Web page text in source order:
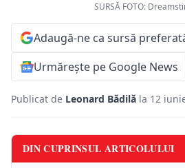
SURSĂ FOTO:
Adaugă-ne ca sursă
Urmărește pe Google News
Publicat de Leonard Bădilă la 12
DIN CUPRINSUL ARTICOLULUI